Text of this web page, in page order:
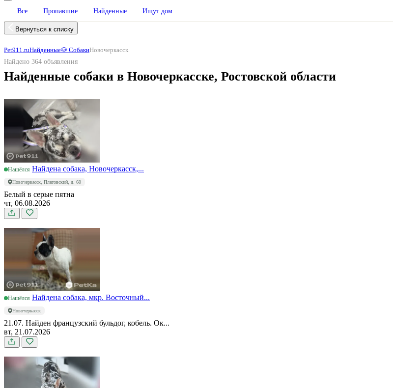
Все Пропавшие Найденные Ищут дом
Вернуться к списку
Pet911.ruНайденные🐶 СобакиНовочеркасск
Найдено 364 объявления
Найденные собаки в Новочеркасске, Ростовской области
Нашёлся Найдена собака, Новочеркасск,...
Новочеркасск, Платовский, д. 60
Белый в серые пятна
чт, 06.08.2026
Нашёлся Найдена собака, мкр. Восточный...
Новочеркасск
21.07. Найден французский бульдог, кобель. Ок...
вт, 21.07.2026